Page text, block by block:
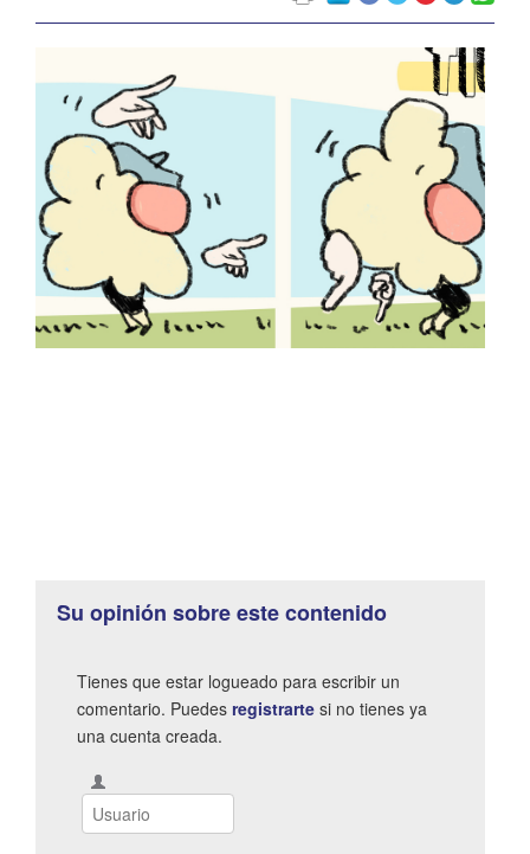
Su opinión sobre este contenido
Tienes que estar logueado para escribir un
comentario. Puedes registrarte si no tienes ya
una cuenta creada.